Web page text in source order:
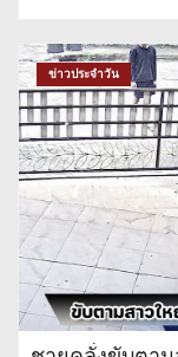
ข่าวประจำวัน